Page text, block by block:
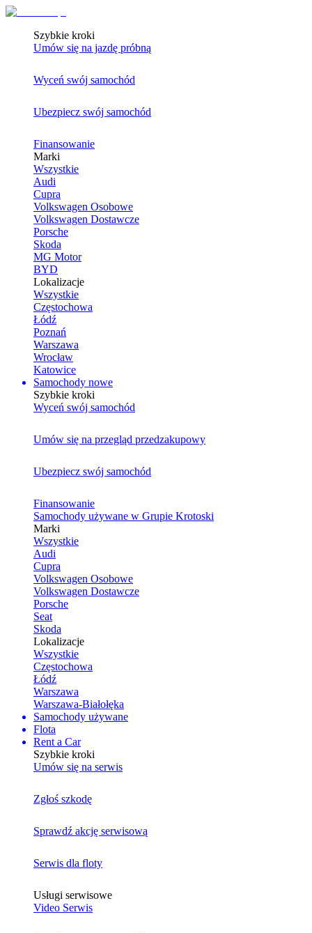
Szybkie kroki
Umów się na jazdę próbną
Wyceń swój samochód
Ubezpiecz swój samochód
Finansowanie
Marki
Wszystkie
Audi
Cupra
Volkswagen Osobowe
Volkswagen Dostawcze
Porsche
Skoda
MG Motor
BYD
Lokalizacje
Wszystkie
Częstochowa
Łódź
Poznań
Warszawa
Wrocław
Katowice
Samochody nowe
Szybkie kroki
Wyceń swój samochód
Umów się na przegląd przedzakupowy
Ubezpiecz swój samochód
Finansowanie
Samochody używane w Grupie Krotoski
Marki
Wszystkie
Audi
Cupra
Volkswagen Osobowe
Volkswagen Dostawcze
Porsche
Seat
Skoda
Lokalizacje
Wszystkie
Częstochowa
Łódź
Warszawa
Warszawa-Białołęka
Samochody używane
Flota
Rent a Car
Szybkie kroki
Umów się na serwis
Zgłoś szkodę
Sprawdź akcję serwisową
Serwis dla floty
Usługi serwisowe
Video Serwis